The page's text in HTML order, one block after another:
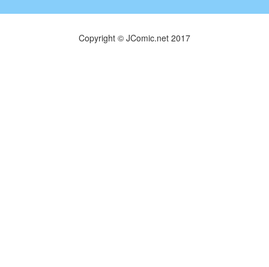
Copyright © JComic.net 2017